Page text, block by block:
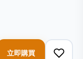
立即購買